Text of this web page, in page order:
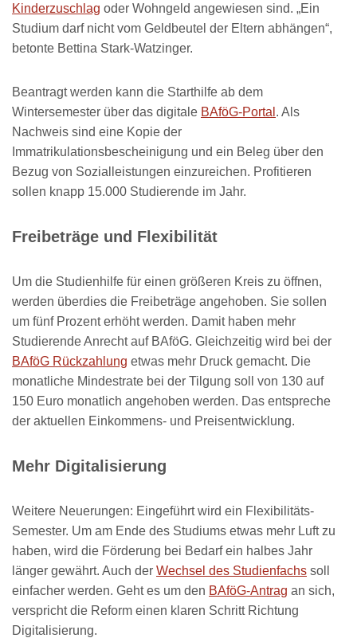
Kinderzuschlag oder Wohngeld angewiesen sind. „Ein
Studium darf nicht vom Geldbeutel der Eltern abhängen“,
betonte Bettina Stark-Watzinger.
Beantragt werden kann die Starthilfe ab dem
Wintersemester über das digitale BAföG-Portal . Als
Nachweis sind eine Kopie der
Immatrikulationsbescheinigung und ein Beleg über den
Bezug von Sozialleistungen einzureichen. Profitieren
sollen knapp 15.000 Studierende im Jahr.
Freibeträge und Flexibilität
Um die Studienhilfe für einen größeren Kreis zu öffnen,
werden überdies die Freibeträge angehoben. Sie sollen
um fünf Prozent erhöht werden. Damit haben mehr
Studierende Anrecht auf BAföG. Gleichzeitig wird bei der
BAföG Rückzahlung etwas mehr Druck gemacht. Die
monatliche Mindestrate bei der Tilgung soll von 130 auf
150 Euro monatlich angehoben werden. Das entspreche
der aktuellen Einkommens- und Preisentwicklung.
Mehr Digitalisierung
Weitere Neuerungen: Eingeführt wird ein Flexibilitäts-
Semester. Um am Ende des Studiums etwas mehr Luft zu
haben, wird die Förderung bei Bedarf ein halbes Jahr
länger gewährt. Auch der Wechsel des Studienfachs soll
einfacher werden. Geht es um den BAföG-Antrag an sich,
verspricht die Reform einen klaren Schritt Richtung
Digitalisierung.